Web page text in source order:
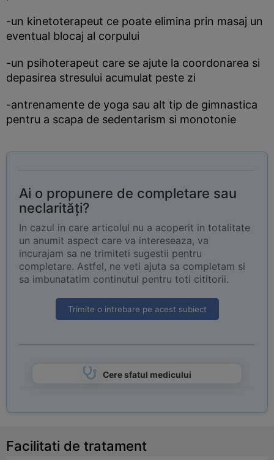
-un kinetoterapeut ce poate elimina prin masaj un
eventual blocaj al corpului
-un psihoterapeut care se ajute la coordonarea si
depasirea stresului acumulat peste zi
-antrenamente de yoga sau alt tip de gimnastica
pentru a scapa de sedentarism si monotonie
Ai o propunere de completare sau
neclarități?
In cazul in care articolul nu a acoperit in totalitate
un anumit aspect care va intereseaza, va
incurajam sa ne trimiteti sugestii pentru
completare. Astfel, ne veti ajuta sa completam si
sa imbunatatim continutul pentru toti cititorii.
Trimite o intrebare pe acest subiect
Cere sfatul medicului
Facilitati de tratament